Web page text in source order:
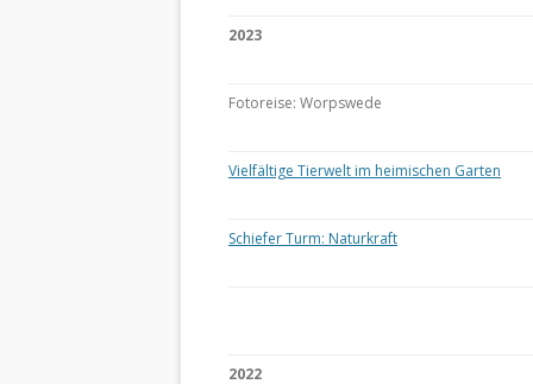
2023
Fotoreise: Worpswede
Vielfältige Tierwelt im heimischen Garten
Schiefer Turm: Naturkraft
2022